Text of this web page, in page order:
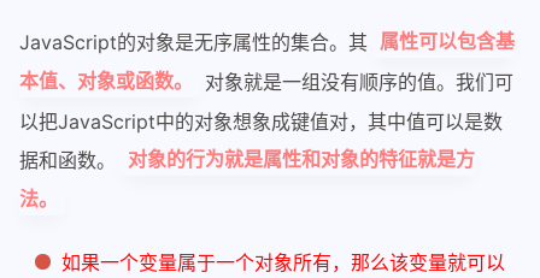
JavaScript的对象是无序属性的集合。其 属性可以包含基
本值、对象或函数。
对象就是一组没有顺序的值。我们可
以把JavaScript中的对象想象成键值对，其中值可以是数
据和函数。
对象的行为就是属性和对象的特征就是方
法。
如果一个变量属于一个对象所有，那么该变量就可以